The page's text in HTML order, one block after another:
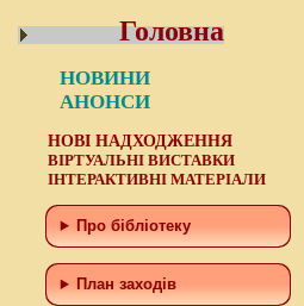
Головна
НОВИНИ
АНОНСИ
НОВІ НАДХОДЖЕННЯ
ВІРТУАЛЬНІ ВИСТАВКИ
ІНТЕРАКТИВНІ МАТЕРІАЛИ
Про бібліотеку
План заходів